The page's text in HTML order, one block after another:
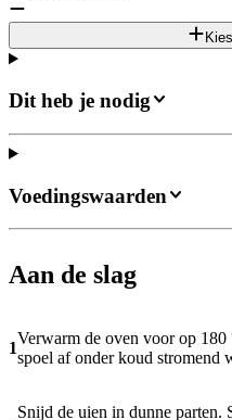
Dit heb je nodig
Aan de slag
1
Verwarm de oven voor op 180
spoel af onder koud stromend
Snijd de uien in dunne parten.
Voedingswaarden